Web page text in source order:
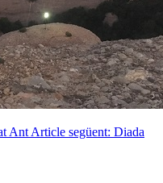
Ant Article següent: Diada